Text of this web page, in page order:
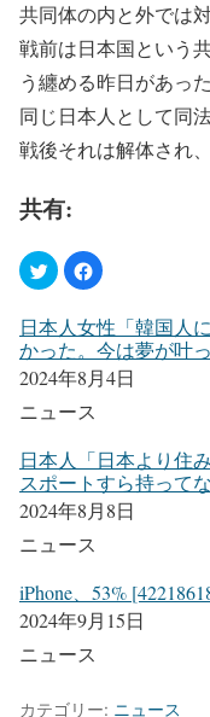
共同体の内と外では
戦前は日本国という
う纏める昨日があっ
同じ日本人として同
戦後それは解体され
共有:
日本人女性「韓国人
かった。今は夢が叶
2024年8月4日
ニュース
日本人「日本より住
スポートすら持って
2024年8月8日
ニュース
iPhone、53%
2024年9月15日
ニュース
カテゴリー: ニュース